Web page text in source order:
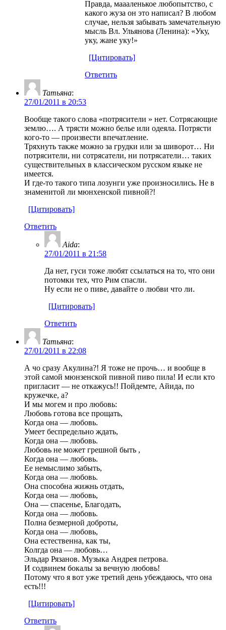
Правда, маааленькое любопытство, с
какого жуза он это написал? В любом
случае, нельзя забывать замечательную
мысль Вл. Ульянова (Ленина): «Уку,
уку, жане уку!»
[Цитировать]
Ответить
Татьяна:
27/01/2011 в 20:53
Вообще такого слова «потрясители » нет. Сотрясающие
землю…. А трясти можно белье или одеяла. Потрясти
кого-то — произвести впечатление.
Тряхнуть также можно за грудки или за шиворот… Ни
потрясители, ни сотрясатели, ни потрясатели… таких
существительных в классическом русском языке не
имеется.
И где-то такого типа лозунги уже произносились. Не в
знаменитой ли мюнхенской пивной?!
[Цитировать]
Ответить
Aida:
27/01/2011 в 21:58
Да нет, гуси тоже любят ссылаться на то, что они
потомки тех, что Рим спасли.
Ну если не о пиве, давайте о любви что ли.
[Цитировать]
Ответить
Татьяна:
27/01/2011 в 22:08
А чо сразу Акулина?! Я тоже не прочь… и вообще в
этой самой мюнзенской пивной пиво пила! И если кто
пригласит — не откажусь!! Пойдемте, Айида, по
кружечке, а?
И мы могем и про любовь:
Любовь готова все прощать,
Когда она — любовь.
Умеет беспредельно ждать,
Когда она — любовь.
Любовь не может грешной быть ,
Когда она — любовь.
Ее немыслимо забыть,
Когда она — любовь.
Она способна жижнь отдать,
Когда она — любовь,
Она — спасенье, Благодать,
Когда она — любовь.
Полна безмерной доброты,
Когда она — любовь,
Она естественна, как ты,
Колгда она — любовь…
Эльдар Рязанов. Музыка Андрея петрова.
И содвинем бокалы за вечную любовь!
Потому что я вот уже третий день убеждаюсь, что она
есть!!!
[Цитировать]
Ответить